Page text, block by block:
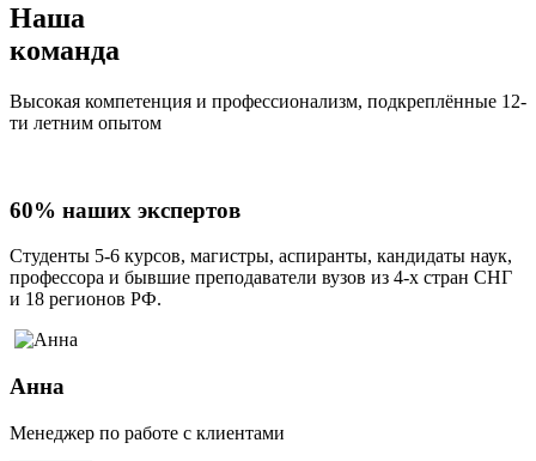
Наша
команда
Высокая компетенция и профессионализм, подкреплённые 12-
ти летним опытом
60% наших экспертов
Студенты 5-6 курсов, магистры, аспиранты, кандидаты наук,
профессора и бывшие преподаватели вузов из 4-х стран СНГ
и 18 регионов РФ.
Анна
Менеджер по работе с клиентами